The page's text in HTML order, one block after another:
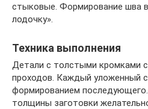
стыковые. Формирование шва
лодочку».
Техника выполнения
Детали с толстыми кромками
проходов. Каждый уложенный
формированием
толщины заготовки